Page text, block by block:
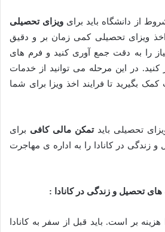
از دانشگاه باید برای ویزای تحصیلی
اخذ ویزای تحصیلی کمی زمان بر و دقیق
را به دقت جمع آوری کنید و فرم های
کنید. در این مرحله می توانید از خدمات
بگیرید تا فرایند اخذ ویزا برای شما
تحصیلی بایدتمکن مالی کافی برای
زندگی در کانادا را به اداره ی مهاجرت
های تحصیل و زندگی در کانادا :
بر است. باید قبل از سفر به کانادا